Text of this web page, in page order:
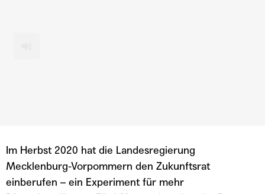
TEILEN
RSS FEED
LINK
EMBED
Im Herbst 2020 hat die Landesregierung
Mecklenburg-Vorpommern den Zukunftsrat
einberufen – ein Experiment für mehr